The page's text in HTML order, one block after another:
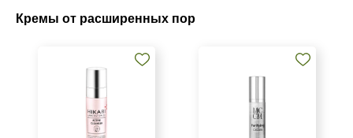
Кремы от расширенных пор